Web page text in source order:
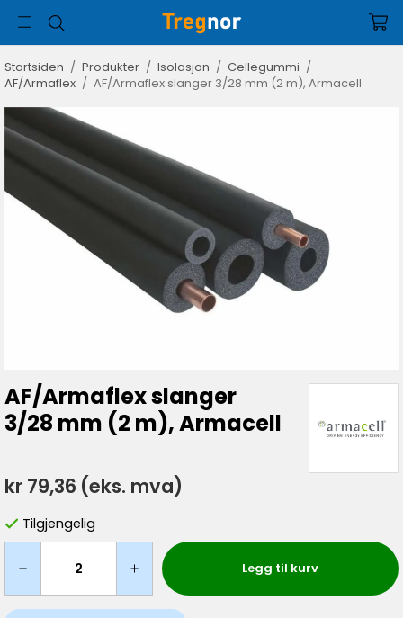
Startsiden / Produkter / Isolasjon / Cellegummi /
AF/Armaflex / AF/Armaflex slanger 3/28 mm (2 m), Armacell
AF/Armaflex slanger
3/28 mm (2 m), Armacell
kr 79,36 (eks. mva)
Tilgjengelig
Legg til kurv